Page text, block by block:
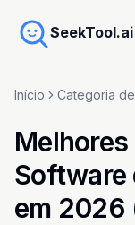
SeekTool.ai
Início Categoria
Melhores
Software
em 2026